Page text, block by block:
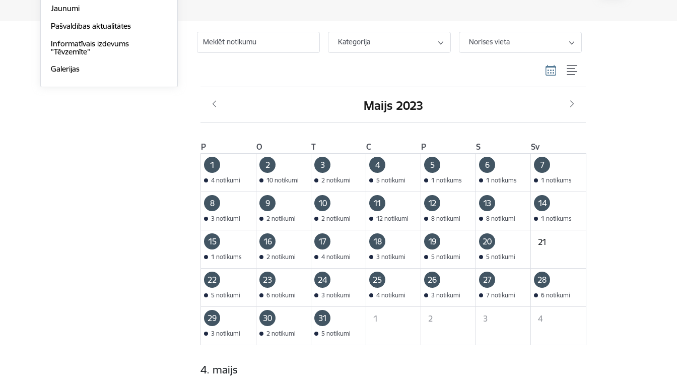
Jaunumi
Pašvaldības aktualitātes
Informatīvais izdevums
"Tēvzemīte"
Galerijas
Meklēt notikumu Kategorija Norises vieta
Maijs 2023
P O T C P S
Sv
1
4 notikumi
2
10 notikumi
3
2 notikumi
4
5 notikumi
5
1 notikums
6
1 notikums
7
1 notikums
8
3 notikumi
9
2 notikumi
10
2 notikumi
11
12 notikumi
12
8 notikumi
13
8 notikumi
14
1 notikums
15
1 notikums
16
2 notikumi
17
4 notikumi
18
3 notikumi
19
5 notikumi
20
5 notikumi
21
22
5 notikumi
23
6 notikumi
24
3 notikumi
25
4 notikumi
26
3 notikumi
27
7 notikumi
28
6 notikumi
29
3 notikumi
30
2 notikumi
31
5 notikumi
1 2 3 4
4. maijs